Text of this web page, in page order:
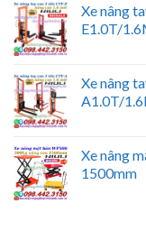
Xe nâng
E1.0T/
Xe nâng
A1.0T/
Xe nâng
1500mm